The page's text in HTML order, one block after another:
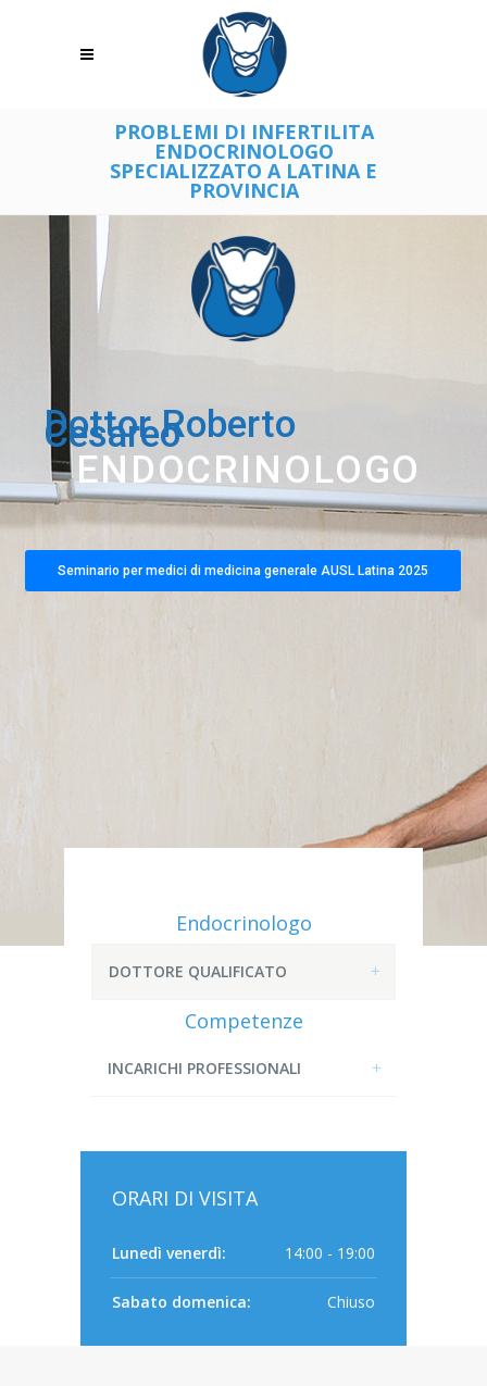
PROBLEMI DI INFERTILITA
ENDOCRINOLOGO
SPECIALIZZATO A LATINA E
PROVINCIA
Dottor Roberto
Cesareo
ENDOCRINOLOGO
Seminario per medici di medicina generale AUSL Latina 2025
Endocrinologo
DOTTORE QUALIFICATO
Competenze
INCARICHI PROFESSIONALI
ORARI DI VISITA
Lunedì venerdì: 14:00 - 19:00
Sabato domenica: Chiuso